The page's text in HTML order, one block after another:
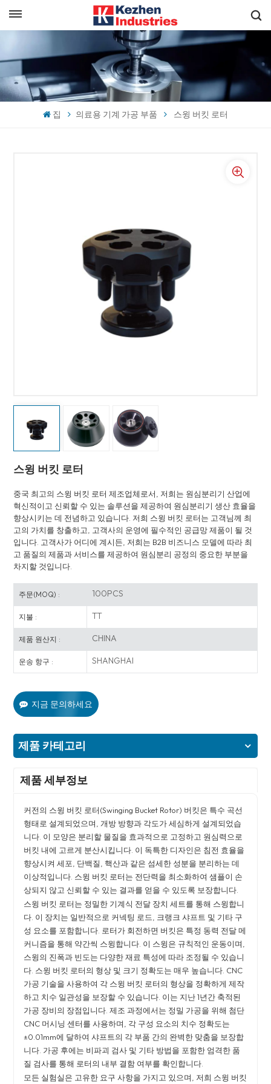
English
español
빠른 견적 받기
집 의료용 기계 가공 부품 스윙 버킷 로터
스윙 버킷 로터
중국 최고의 스윙 버킷 로터 제조업체로서, 저희는 원심분리기 산업에
혁신적이고 신뢰할 수 있는 솔루션을 제공하여 원심분리기 생산 효율을
향상시키는 데 전념하고 있습니다. 저희 스윙 버킷 로터는 고객님께 최
고의 가치를 창출하고, 고객사의 운영에 필수적인 공급망 제품이 될 것
입니다. 고객사가 어디에 계시든, 저희는 B2B 비즈니스 모델에 따라 최
고 품질의 제품과 서비스를 제공하여 원심분리 공정의 중요한 부분을
차지할 것입니다.
주문(MOQ) : 100PCS
지불 : TT
제품 원산지 : CHINA
운송 항구 : SHANGHAI
지금 문의하세요
제품 카테고리
제품 세부정보
커전의 스윙 버킷 로터(Swinging Bucket Rotor) 버킷은 특수 곡선
형태로 설계되었으며, 개방 방향과 각도가 세심하게 설계되었습
니다. 이 모양은 분리할 물질을 효과적으로 고정하고 원심력으로
버킷 내에 고르게 분산시킵니다. 이 독특한 디자인은 침전 효율을
향상시켜 세포, 단백질, 핵산과 같은 섬세한 성분을 분리하는 데
이상적입니다. 스윙 버킷 로터는 전단력을 최소화하여 샘플이 손
상되지 않고 신뢰할 수 있는 결과를 얻을 수 있도록 보장합니다.
스윙 버킷 로터는 정밀한 기계식 전달 장치 세트를 통해 스윙합니
다. 이 장치는 일반적으로 커넥팅 로드, 크랭크 샤프트 및 기타 구
성 요소를 포함합니다. 로터가 회전하면 버킷은 특정 동력 전달 메
커니즘을 통해 약간씩 스윙합니다. 이 스윙은 규칙적인 운동이며,
스윙의 진폭과 빈도는 다양한 재료 특성에 따라 조정될 수 있습니
다. 스윙 버킷 로터의 형상 및 크기 정확도는 매우 높습니다. CNC
가공 기술을 사용하여 각 스윙 버킷 로터의 형상을 정확하게 제작
하고 치수 일관성을 보장할 수 있습니다. 이는 지난 1년간 축적된
가공 장비의 장점입니다. 제조 과정에서는 정밀 가공을 위해 첨단
CNC 머시닝 센터를 사용하며, 각 구성 요소의 치수 정확도는
±0.01mm에 달하여 샤프트의 각 부품 간의 완벽한 맞춤을 보장합
니다. 가공 후에는 비파괴 검사 및 기타 방법을 포함한 엄격한 품
질 검사를 통해 로터의 내부 결함 여부를 확인합니다.
모든 실험실은 고유한 요구 사항을 가지고 있으며, 저희 스윙 버킷